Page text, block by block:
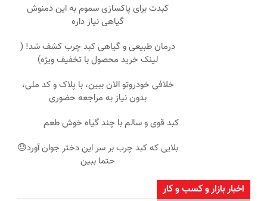
کبدت برای پاکسازی سموم به این دمنوش
گیاهی نیاز داره
درمان طبیعی و گیاهی کبد چرب کشف شد! (
لینک خرید محصول با تخفیف ویژه)
خلافی خودروتو الان ببین، با پلاک و کد ملی،
بدون نیاز به مراجعه حضوری
کبد قوی و سالم با چند گیاه خوش طعم
بلایی که کبد چرب بر سر این دختر جوان آورد😓
حتما ببین
اخبار بازار و کسب و کار